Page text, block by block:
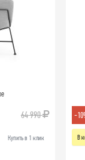
64 990
Купить в 1 клик
-
В